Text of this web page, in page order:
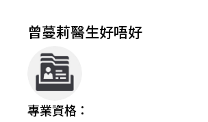
曾蔓莉醫生好唔好
專業資格：